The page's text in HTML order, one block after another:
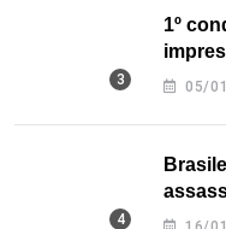
1º
Texas
05/